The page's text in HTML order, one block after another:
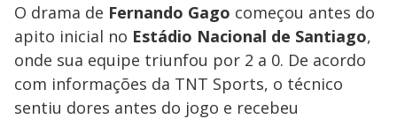
O drama de Fernando Gago começou antes do
apito inicial no Estádio Nacional de Santiago,
onde sua equipe triunfou por 2 a 0. De acordo
com informações da TNT Sports, o técnico
sentiu dores antes do jogo e recebeu